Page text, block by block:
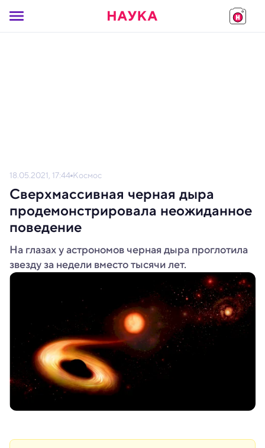
18.05.2021, 17:44 Космос
Сверхмассивная черная дыра
продемонстрировала неожиданное
поведение
На глазах у астрономов черная дыра проглотила
звезду за недели вместо тысячи лет.